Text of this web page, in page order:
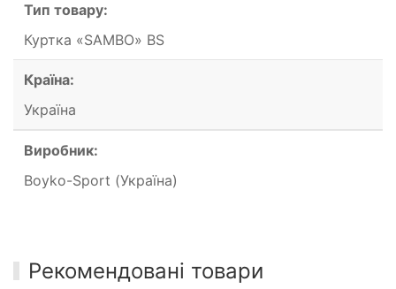
Тип товару:
Куртка «SAMBO» BS
Країна:
Україна
Виробник:
Boyko-Sport (Україна)
Рекомендовані товари